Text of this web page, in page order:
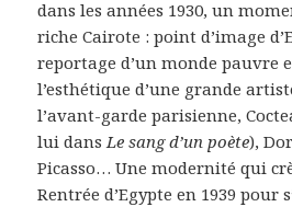
dans les années 1930, un
riche Cairote : point d’image
reportage d’un monde pauvre
l’esthétique d’une grande
l’avant-garde parisienne,
lui dansLe sang d’un poète),
Picasso… Une modernité qui
Rentrée d’Egypte en 1939 pour